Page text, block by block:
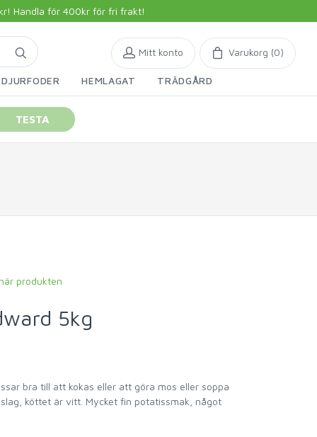
Handla för 400kr för fri frakt!
DJURFODER HEMLAGAT TRÄDGÅRD
Mitt konto Varukorg (0)
TESTA
produkten
5kg
bra till att kokas eller att göra mos eller soppa
köttet är vitt. Mycket fin potatissmak, något